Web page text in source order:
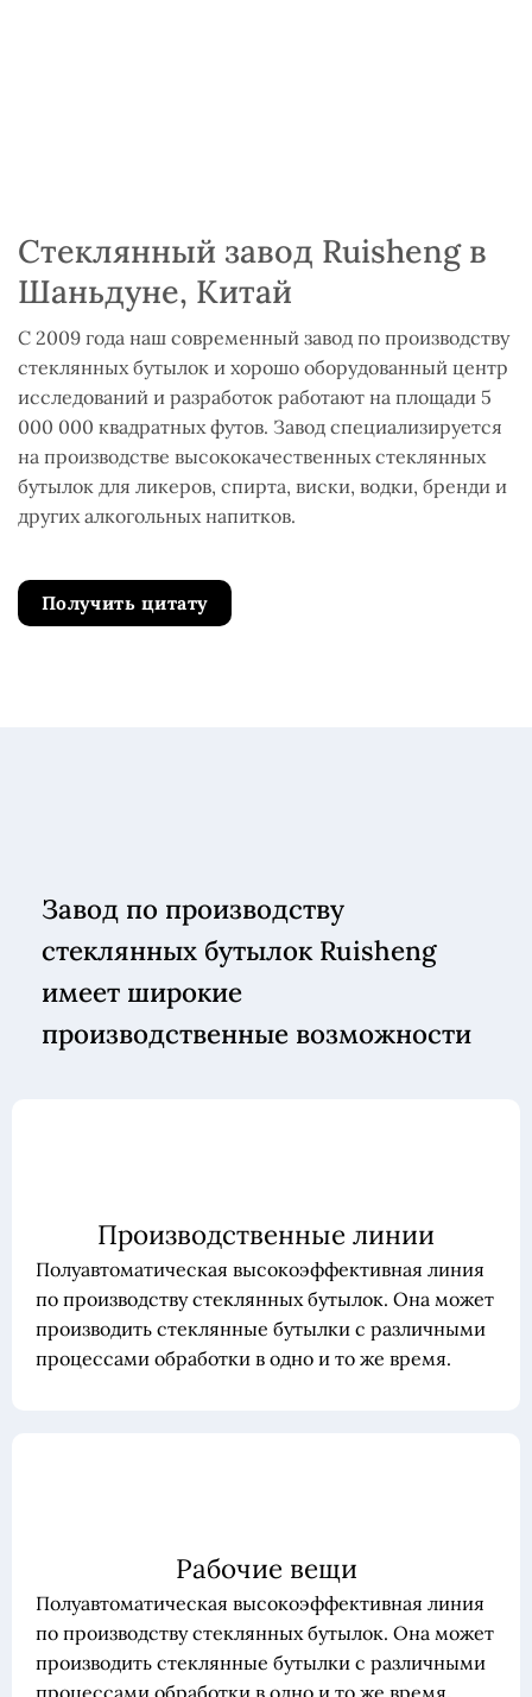
Стеклянный завод Ruisheng в
Шаньдуне, Китай
С 2009 года наш современный завод по производству
стеклянных бутылок и хорошо оборудованный центр
исследований и разработок работают на площади 5
000 000 квадратных футов. Завод специализируется
на производстве высококачественных стеклянных
бутылок для ликеров, спирта, виски, водки, бренди и
других алкогольных напитков.
Получить цитату
Завод по производству
стеклянных бутылок Ruisheng
имеет широкие
производственные возможности
Производственные линии
Полуавтоматическая высокоэффективная линия
по производству стеклянных бутылок. Она может
производить стеклянные бутылки с различными
процессами обработки в одно и то же время.
Рабочие вещи
Полуавтоматическая высокоэффективная линия
по производству стеклянных бутылок. Она может
производить стеклянные бутылки с различными